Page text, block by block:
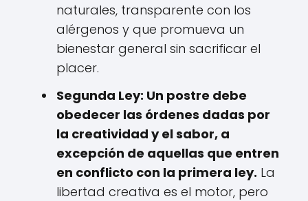
naturales, transparente con los
alérgenos y que promueva un
bienestar general sin sacrificar el
placer.
Segunda Ley: Un postre debe
obedecer las órdenes dadas por
la creatividad y el sabor, a
excepción de aquellas que entren
en conflicto con la primera ley. La
libertad creativa es el motor, pero